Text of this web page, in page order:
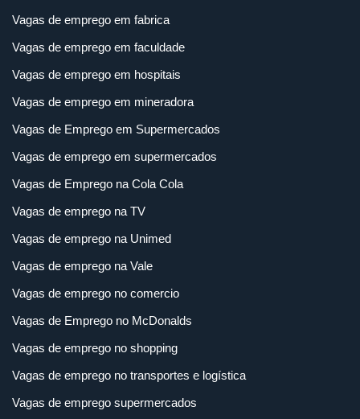
Vagas de emprego em fabrica
Vagas de emprego em faculdade
Vagas de emprego em hospitais
Vagas de emprego em mineradora
Vagas de Emprego em Supermercados
Vagas de emprego em supermercados
Vagas de Emprego na Cola Cola
Vagas de emprego na TV
Vagas de emprego na Unimed
Vagas de emprego na Vale
Vagas de emprego no comercio
Vagas de Emprego no McDonalds
Vagas de emprego no shopping
Vagas de emprego no transportes e logística
Vagas de emprego supermercados